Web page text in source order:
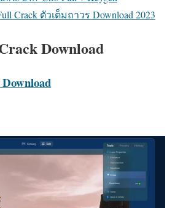
Crack ตัวเต็มถาวร Download 2023
Download